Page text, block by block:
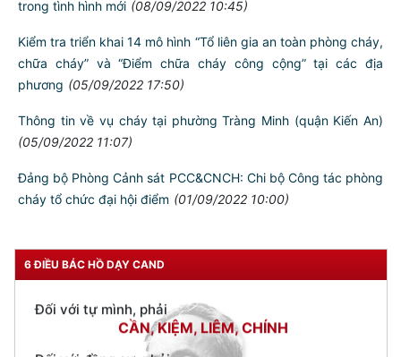
quận Lê Chân (11/09/2022 11:00)
khu dân cư, hộ gia đình, nhà để ở kết hợp sản xuất, kinh
(09/09/2022 07:13)